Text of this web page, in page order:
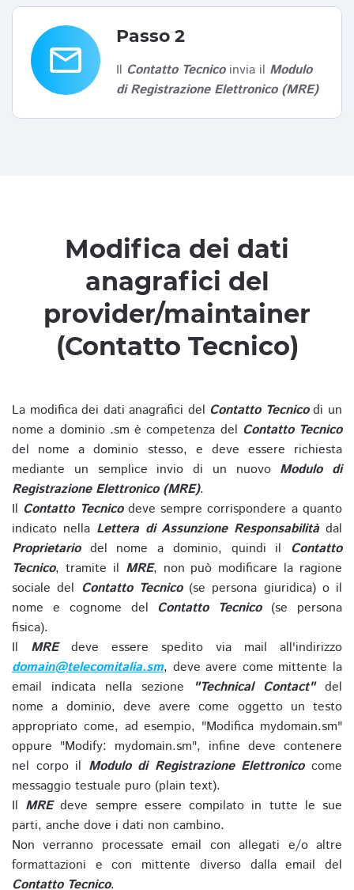
email
Passo 2
Il Contatto Tecnicoinvia il Modulo
di Registrazione Elettronico (MRE)
Modifica dei dati
anagrafici del
provider/maintainer
(Contatto Tecnico)
La modifica dei dati anagrafici del Contatto Tecnicodi un
nome a dominio .sm è competenza del Contatto Tecnico
del nome a dominio stesso, e deve essere richiesta
mediante un semplice invio di un nuovo Modulo di
Registrazione Elettronico (MRE).
Il Contatto Tecnicodeve sempre corrispondere a quanto
indicato nella Lettera di Assunzione Responsabilitàdal
Proprietariodel nome a dominio, quindi il Contatto
Tecnico, tramite il MRE, non può modificare la ragione
sociale del Contatto Tecnico(se persona giuridica) o il
nome e cognome del Contatto Tecnico(se persona
fisica).
Il MREdeve essere spedito via mail all'indirizzo
domain@telecomitalia.sm, deve avere come mittente la
email indicata nella sezione
"Technical Contact"del
nome a dominio, deve avere come oggetto un testo
appropriato come, ad esempio, "Modifica mydomain.sm"
oppure "Modify: mydomain.sm", infine deve contenere
nel corpo il Modulo di Registrazione Elettronicocome
messaggio testuale puro (plain text).
Il MREdeve sempre essere compilato in tutte le sue
parti, anche dove i dati non cambino.
Non verranno processate email con allegati e/o altre
formattazioni e con mittente diverso dalla email del
Contatto Tecnico.